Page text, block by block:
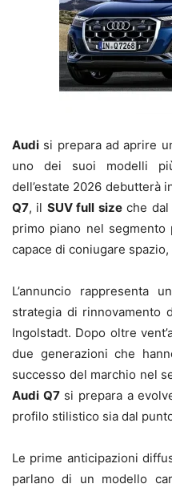
Audi si prepara ad aprire
uno dei suoi modelli
dell’estate 2026 debutterà
Q7, il SUV full sizeche dal
primo piano nel segmento
capace di coniugare
L’annuncio rappresenta
strategia di rinnovamento
Ingolstadt. Dopo oltre
due generazioni che
successo del marchio nel
Audi Q7si prepara a
profilo stilistico sia dal
Le prime anticipazioni
parlano di un modello